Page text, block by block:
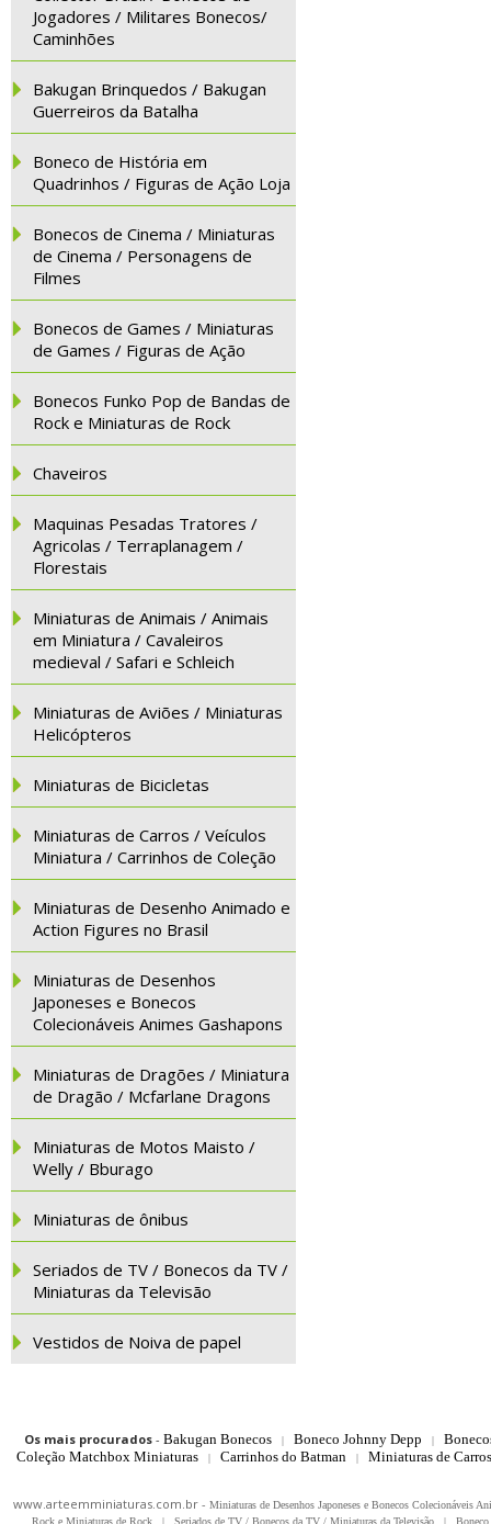
Jogadores / Militares Bonecos/
Caminhões
Bakugan Brinquedos / Bakugan
Guerreiros da Batalha
Boneco de História em
Quadrinhos / Figuras de Ação Loja
Bonecos de Cinema / Miniaturas
de Cinema / Personagens de
Filmes
Bonecos de Games / Miniaturas
de Games / Figuras de Ação
Bonecos Funko Pop de Bandas de
Rock e Miniaturas de Rock
Chaveiros
Maquinas Pesadas Tratores /
Agricolas / Terraplanagem /
Florestais
Miniaturas de Animais / Animais
em Miniatura / Cavaleiros
medieval / Safari e Schleich
Miniaturas de Aviões / Miniaturas
Helicópteros
Miniaturas de Bicicletas
Miniaturas de Carros / Veículos
Miniatura / Carrinhos de Coleção
Miniaturas de Desenho Animado e
Action Figures no Brasil
Miniaturas de Desenhos
Japoneses e Bonecos
Colecionáveis Animes Gashapons
Miniaturas de Dragões / Miniatura
de Dragão / Mcfarlane Dragons
Miniaturas de Motos Maisto /
Welly / Bburago
Miniaturas de ônibus
Seriados de TV / Bonecos da TV /
Miniaturas da Televisão
Vestidos de Noiva de papel
Os mais procurados- Bakugan Bonecos | Boneco Johnny Depp |
Coleção Matchbox Miniaturas
| Carrinhos do Batman | Miniaturas de
www.arteemminiaturas.com.br - Miniaturas de Desenhos Japoneses e Bonecos Colecionáveis
Rock e Miniaturas de Rock
| Seriados de TV / Bonecos da TV / Miniaturas da Televisão |